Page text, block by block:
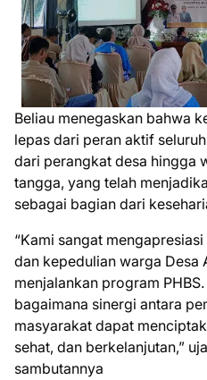
Beliau menegaskan bahwa
lepas dari peran aktif
dari perangkat desa hingga
tangga, yang telah
sebagai bagian dari
“Kami sangat
dan kepedulian warga Desa
menjalankan program
bagaimana sinergi antara
masyarakat dapat
sehat, dan berkelanjutan,”
sambutannya